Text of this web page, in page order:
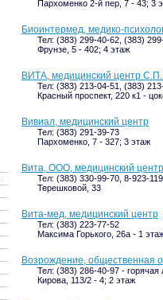
Пархоменко 2-й пер, 7 - 43; 3
Биоинтермед, медико-
Тел: (383) 299-40-62, (383)
Фрунзе, 5 - 402; 4 этаж
ВИТА, медицинский центр
Тел: (383) 213-04-51, (383)
Красный проспект, 220 к1 -
Вивиал, медицинский центр
Тел: (383) 291-39-73
Пархоменко, 7 - 327; 3 этаж
Вита, ООО, медицинский центр
Тел: (383) 330-99-70, 8-923-
Терешковой, 33
Вита-мед, медицинский центр
Тел: (383) 223-77-52
Максима Горького, 26а - 1
Возрождение, общественная
Тел: (383) 286-40-97 - горячая
Кирова, 113/2 - 4; 2 этаж